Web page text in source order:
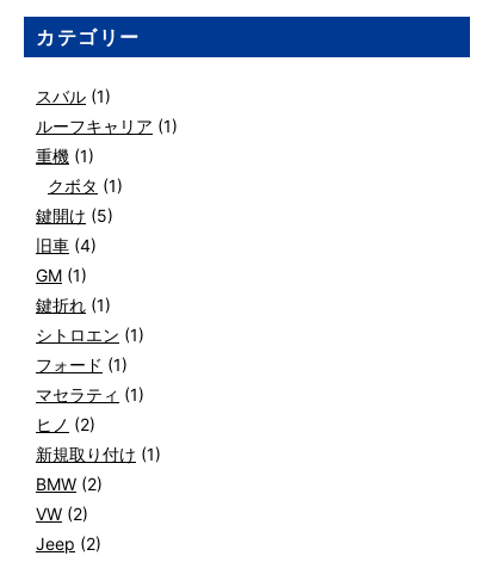
カテゴリー
スバル (1)
ルーフキャリア (1)
重機 (1)
クボタ (1)
鍵開け (5)
旧車 (4)
GM (1)
鍵折れ (1)
シトロエン (1)
フォード (1)
マセラティ (1)
ヒノ (2)
新規取り付け (1)
BMW (2)
VW (2)
Jeep (2)